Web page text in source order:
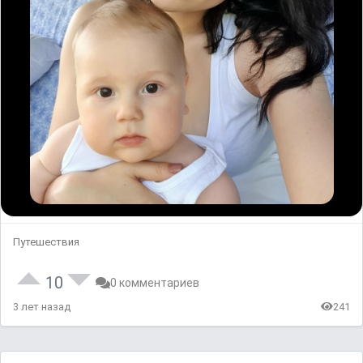
Путешествия
10 0 комментариев
3 лет назад 241